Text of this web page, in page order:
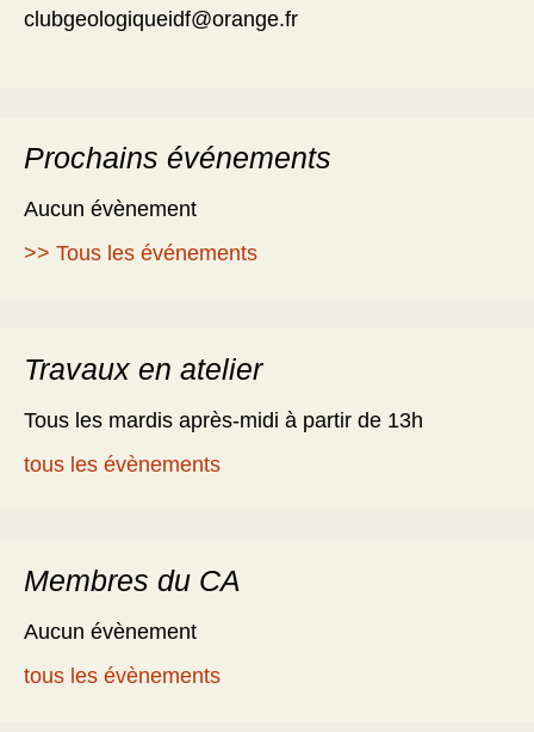
clubgeologiqueidf@orange.fr
Prochains événements
Aucun évènement
>> Tous les événements
Travaux en atelier
Tous les mardis après-midi à partir de 13h
tous les évènements
Membres du CA
Aucun évènement
tous les évènements